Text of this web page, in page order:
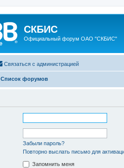
СКБИС
Официальный форум ОАО "СКБИС"
Связаться с администрацией
Список форумов
Забыли пароль?
Повторно выслать письмо для
Запомнить меня